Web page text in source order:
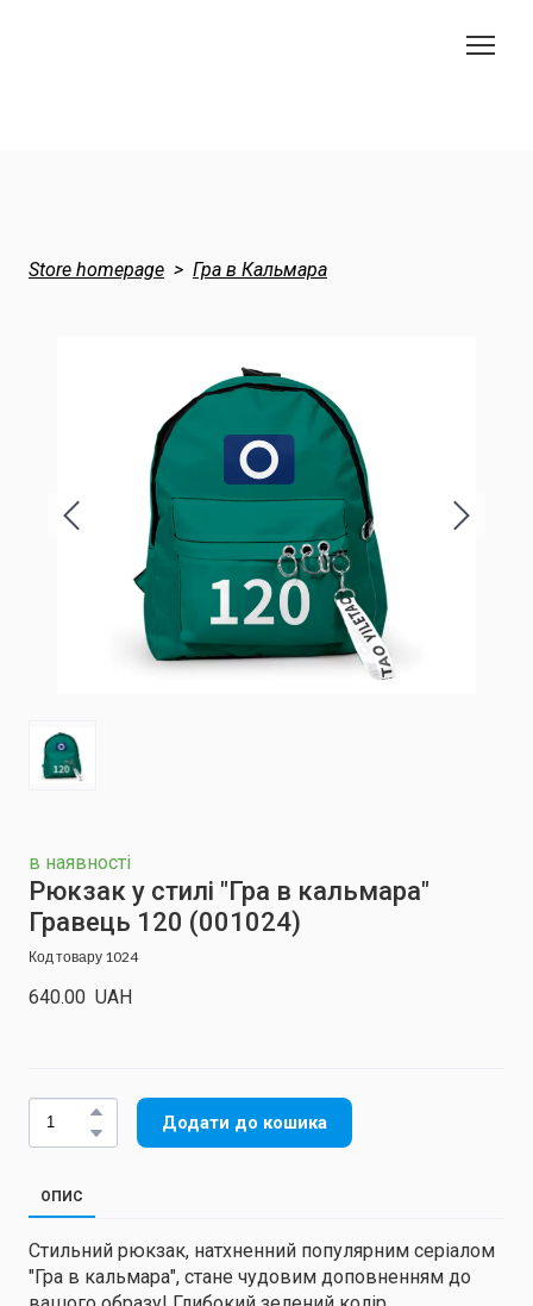
Store homepage Гра в Кальмара
в наявності
Рюкзак у стилі "Гра в кальмара"
Гравець 120 (001024)
Код товару 1024
640.00  UAH
Додати до кошика
ОПИС
Стильний рюкзак, натхненний популярним серіалом
"Гра в кальмара", стане чудовим доповненням до